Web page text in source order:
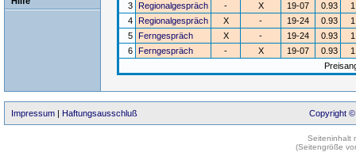
3 Regionalgespräch - X 19-07 0.93
4 Regionalgespräch X - 19-24 0.93
5 Ferngespräch X - 19-24 0.93
6 Ferngespräch - X 19-07 0.93
Impressum | Haftungsausschluß Copyright ©
Seiteninhalt
(Seitengröße